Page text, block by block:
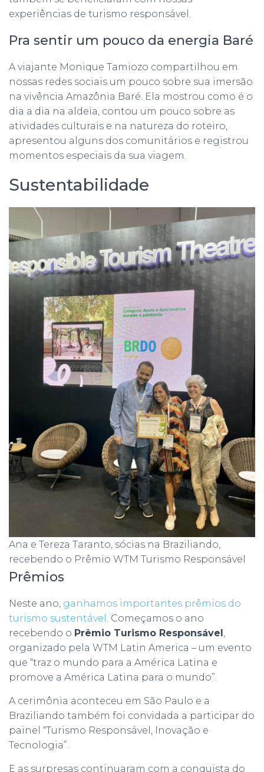
experiências de turismo responsável.
Pra sentir um pouco da energia Baré
A viajante Monique Tamiozo compartilhou em
nossas redes sociais um pouco sobre sua imersão
na vivência Amazônia Baré. Ela mostrou como é o
dia a dia na aldeia, contou um pouco sobre as
atividades culturais e na natureza do roteiro,
apresentou alguns dos comunitários e registrou
momentos especiais da sua viagem.
Sustentabilidade
Ana e Tereza Taranto, sócias na Braziliando,
recebendo o Prêmio WTM Turismo Responsável
Prêmios
Neste ano, ganhamos importantes prêmios do
turismo sustentável
. Começamos o ano
recebendo o Prêmio Turismo Responsável
organizado pela WTM Latin America – um evento
que “traz o mundo para a América Latina e
promove a América Latina para o mundo”.
A cerimônia aconteceu em São Paulo e a
Braziliando também foi convidada a participar do
painel “Turismo Responsável, Inovação e
Tecnologia”.
E as surpresas continuaram com a conquista do